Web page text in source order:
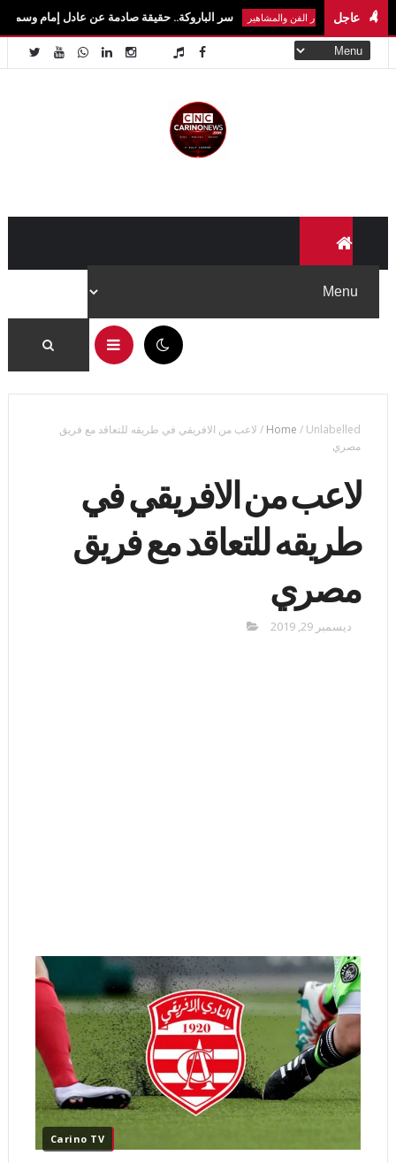
عاجل
أخبار الفن والمشاهير سر الباروكة.. حقيقة صادمة عن عادل إمام وسمير غانم ونجوم
Home / Unlabelled
/ لاعب من الافريقي في طريقه للتعاقد مع فريق
مصري
لاعب من الافريقي في
طريقه للتعاقد مع فريق
مصري
ديسمبر 29, 2019
Carino TV